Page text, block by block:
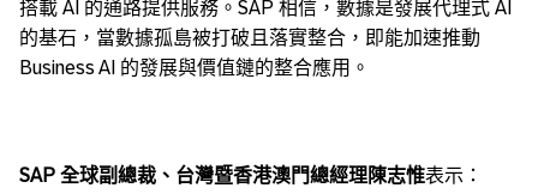
搭載 AI 的通路提供服務。SAP 相信，數據是發展代理式 AI
的基石，當數據孤島被打破且落實整合，即能加速推動
Business AI 的發展與價值鏈的整合應用。
SAP 全球副總裁、台灣暨香港澳門總經理陳志惟表示：